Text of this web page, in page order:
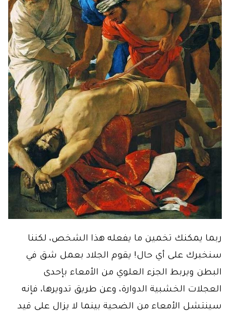
ربما يمكنك تخمين ما يفعله هذا الشخص، لكننا
سنخبرك على أي حال! يقوم الجلاد بعمل شق في
البطن ويربط الجزء العلوي من الأمعاء بإحدى
العجلات الخشبية الدوارة، وعن طريق تدويرها، فإنه
سينتشل الأمعاء من الضحية بينما لا يزال على قيد